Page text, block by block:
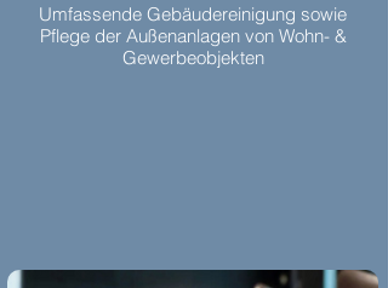
Umfassende Gebäudereinigung sowie
Pflege der Außenanlagen von Wohn- &
Gewerbeobjekten